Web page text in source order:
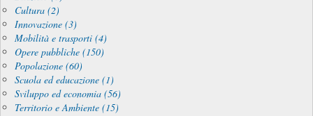
Cultura (2)
Innovazione (3)
Mobilità e trasporti (4)
Opere pubbliche (150)
Popolazione (60)
Scuola ed educazione (1)
Sviluppo ed economia (56)
Territorio e Ambiente (15)